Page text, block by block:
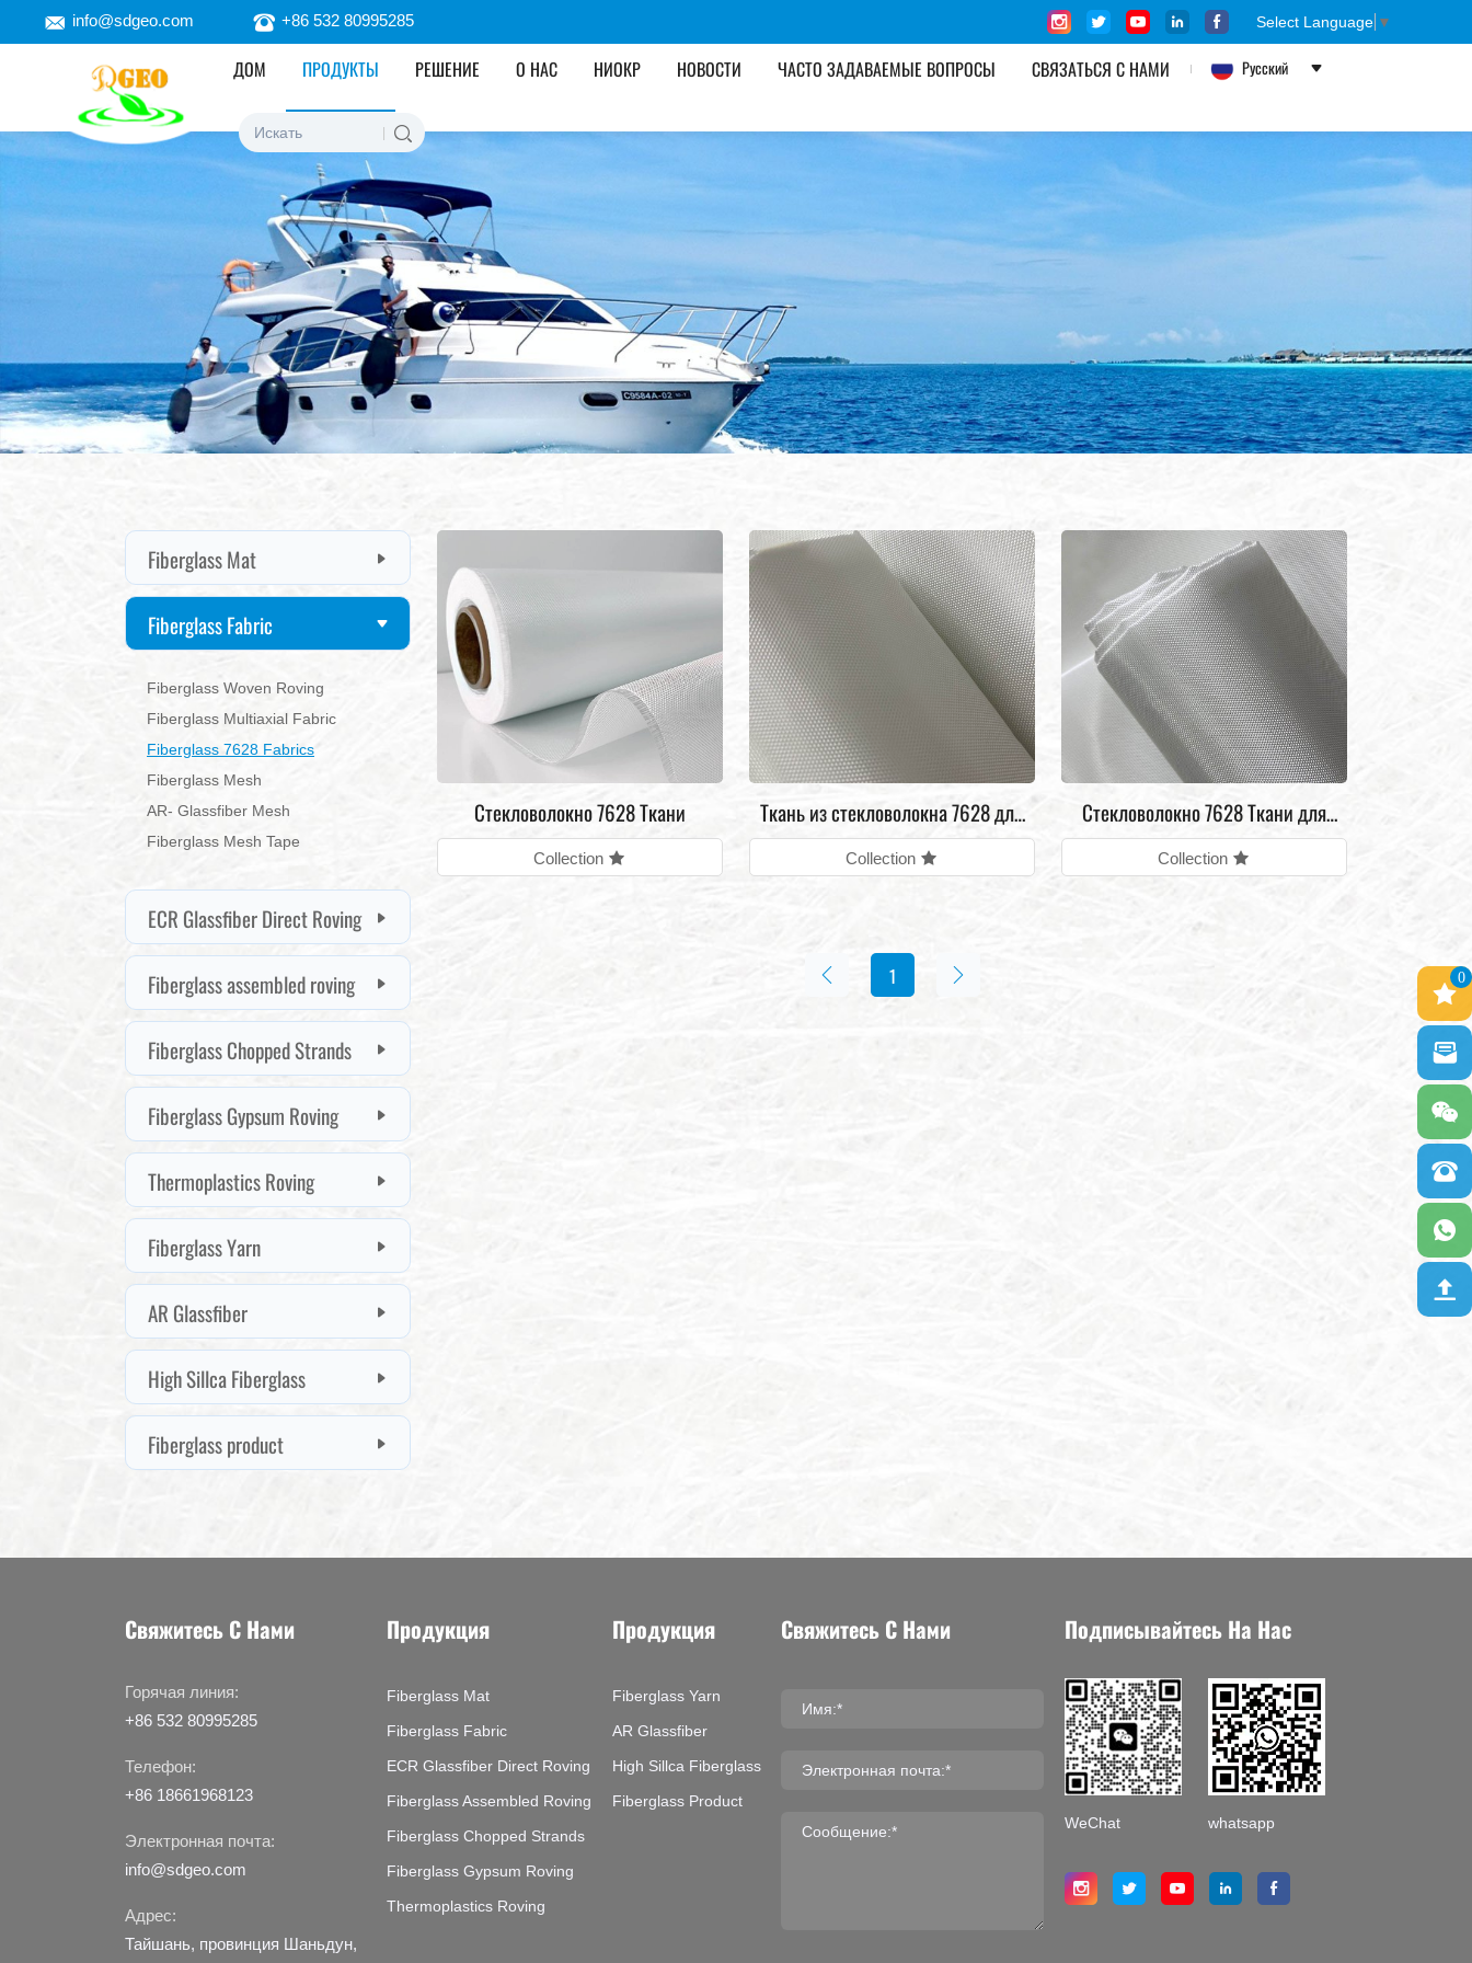
info@sdgeo.com +86 532 80995285 Select Language ▼
ДОМ ПРОДУКТЫ РЕШЕНИЕ О НАС НИОКР НОВОСТИ ЧАСТО ЗАДАВАЕМЫЕ ВОПРОСЫ СВЯЗАТЬСЯ С НАМИ Русский
Fiberglass
7628
Fabrics
Fiberglass Mat
Fiberglass Fabric
Fiberglass Woven Roving
Fiberglass Multiaxial Fabric
Fiberglass 7628 Fabrics
Fiberglass Mesh
AR- Glassfiber Mesh
Fiberglass Mesh Tape
ECR Glassfiber Direct Roving
Fiberglass assembled roving
Fiberglass Chopped Strands
Fiberglass Gypsum Roving
Thermoplastics Roving
Fiberglass Yarn
AR Glassfiber
High Sillca Fiberglass
Fiberglass product
Стекловолокно 7628 Ткани
Collection
Ткань из стекловолокна 7628 для
печатных плат
Collection
Стекловолокно 7628 Ткани для
электроники
Collection
1
Свяжитесь С Нами
Горячая линия:
+86 532 80995285
Телефон:
+86 18661968123
Электронная почта:
info@sdgeo.com
Адрес:
Тайшань, провинция Шаньдун,
Продукция
Fiberglass Mat
Fiberglass Fabric
ECR Glassfiber Direct Roving
Fiberglass Assembled Roving
Fiberglass Chopped Strands
Fiberglass Gypsum Roving
Thermoplastics Roving
Продукция
Fiberglass Yarn
AR Glassfiber
High Sillca Fiberglass
Fiberglass Product
Свяжитесь С Нами
Имя:*
Электронная почта:*
Сообщение:*
Подписывайтесь На Нас
WeChat whatsapp
0